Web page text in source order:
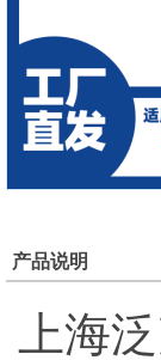
产品说明
上海